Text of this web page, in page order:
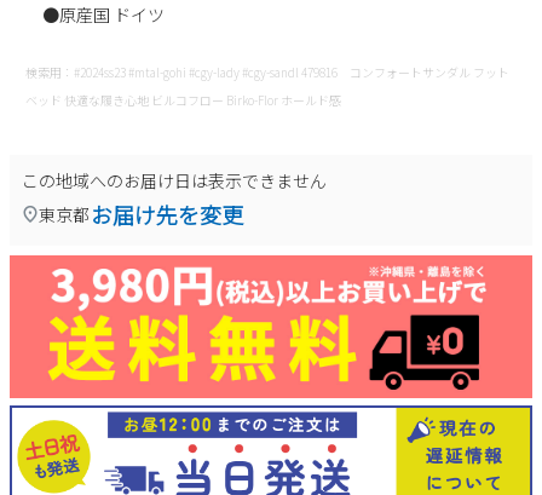
会社概要
プライバシーポリシー
お問い合わせ
●原産国 ドイツ
検索用：#2024ss23 #mtal-gohi #cgy-lady #cgy-sandl 479816 コンフォートサンダル フット
ベッド 快適な履き心地 ビルコフロー Birko-Flor ホールド感
この地域へのお届け日は表示できません
東京都 お届け先を変更